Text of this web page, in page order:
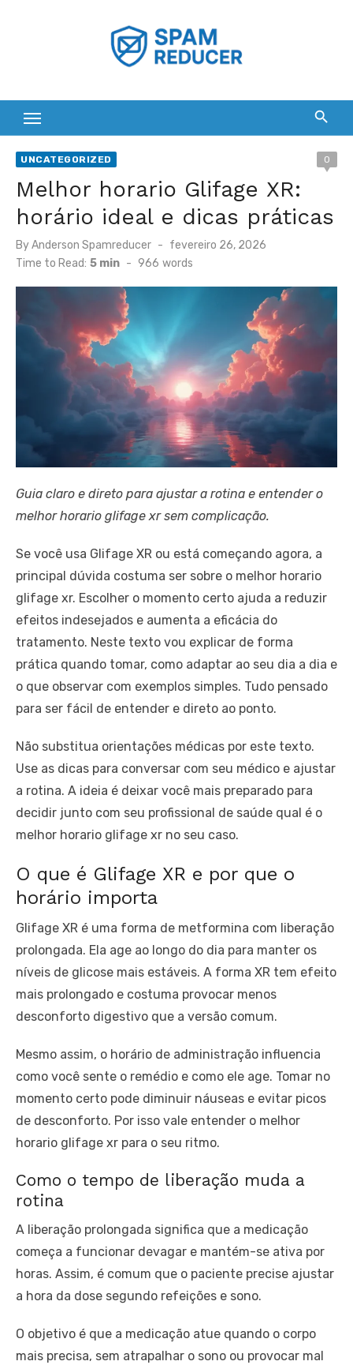
UNCATEGORIZED 0
Melhor horario Glifage XR:
horário ideal e dicas práticas
ByAnderson Spamreducer
Posted
on
fevereiro 26, 2026
Time to Read: 5 min - 966 words
Guia claro e direto para ajustar a rotina e entender o
melhor horario glifage xr sem complicação.
Se você usa Glifage XR ou está começando agora, a
principal dúvida costuma ser sobre o melhor horario
glifage xr. Escolher o momento certo ajuda a reduzir
efeitos indesejados e aumenta a eficácia do
tratamento. Neste texto vou explicar de forma
prática quando tomar, como adaptar ao seu dia a dia e
o que observar com exemplos simples. Tudo pensado
para ser fácil de entender e direto ao ponto.
Não substitua orientações médicas por este texto.
Use as dicas para conversar com seu médico e ajustar
a rotina. A ideia é deixar você mais preparado para
decidir junto com seu profissional de saúde qual é o
melhor horario glifage xr no seu caso.
O que é Glifage XR e por que o
horário importa
Glifage XR é uma forma de metformina com liberação
prolongada. Ela age ao longo do dia para manter os
níveis de glicose mais estáveis. A forma XR tem efeito
mais prolongado e costuma provocar menos
desconforto digestivo que a versão comum.
Mesmo assim, o horário de administração influencia
como você sente o remédio e como ele age. Tomar no
momento certo pode diminuir náuseas e evitar picos
de desconforto. Por isso vale entender o melhor
horario glifage xr para o seu ritmo.
Como o tempo de liberação muda a
rotina
A liberação prolongada significa que a medicação
começa a funcionar devagar e mantém-se ativa por
horas. Assim, é comum que o paciente precise ajustar
a hora da dose segundo refeições e sono.
O objetivo é que a medicação atue quando o corpo
mais precisa, sem atrapalhar o sono ou provocar mal